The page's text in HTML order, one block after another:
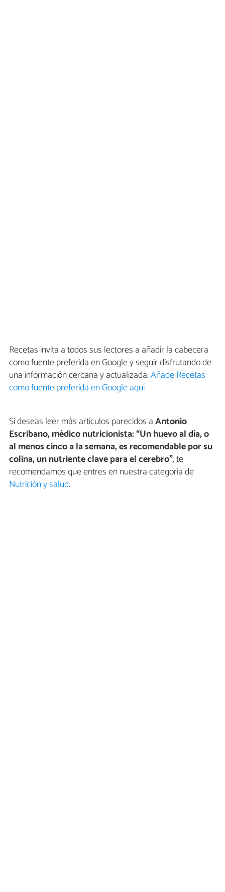
Recetas invita a todos sus lectores a añadir la cabecera
como fuente preferida en Google y seguir disfrutando de
una información cercana y actualizada.Añade Recetas
como fuente preferida en Google aquí
Si deseas leer más artículos parecidos aAntonio
Escribano, médico nutricionista: “Un huevo al día, o
al menos cinco a la semana, es recomendable por su
colina, un nutriente clave para el cerebro”, te
recomendamos que entres en nuestra categoría de
Nutrición y salud.